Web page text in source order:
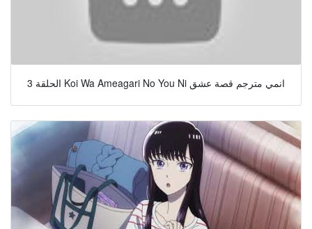
الحلقة 3 Koi Wa Ameagari No You Ni انمي مترجم قصة عشق